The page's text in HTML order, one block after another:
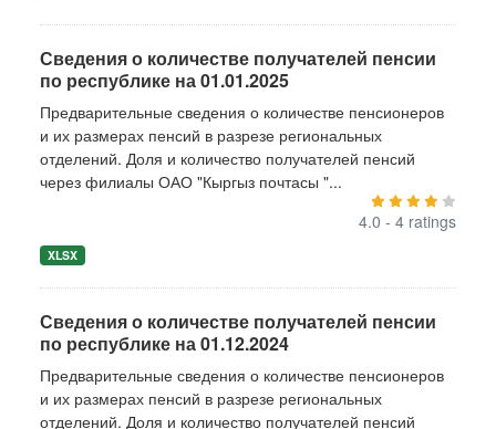
Сведения о количестве получателей пенсии
по республике на 01.01.2025
Предварительные сведения о количестве пенсионеров
и их размерах пенсий в разрезе региональных
отделений. Доля и количество получателей пенсий
через филиалы ОАО "Кыргыз почтасы "...
4.0 - 4 ratings
XLSX
Сведения о количестве получателей пенсии
по республике на 01.12.2024
Предварительные сведения о количестве пенсионеров
и их размерах пенсий в разрезе региональных
отделений. Доля и количество получателей пенсий